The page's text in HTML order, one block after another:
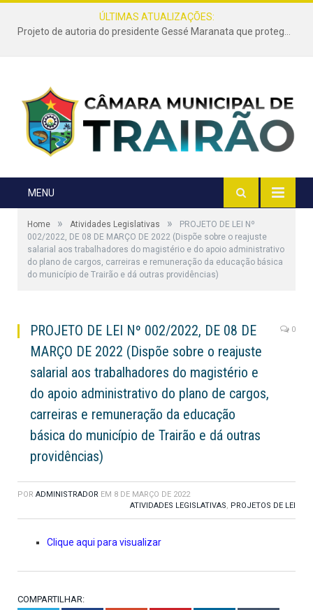
ÚLTIMAS ATUALIZAÇÕES:
Projeto de autoria do presidente Gessé Maranata que protege as estradas vicinais de Trairão é transformado em lei
MENU
Home » Atividades Legislativas »
PROJETO DE LEI Nº
002/2022, DE 08 DE MARÇO DE 2022 (Dispõe sobre o reajuste
salarial aos trabalhadores do magistério e do apoio administrativo
do plano de cargos, carreiras e remuneração da educação básica
do município de Trairão e dá outras providências)
PROJETO DE LEI Nº 002/2022, DE 08 DE
MARÇO DE 2022 (Dispõe sobre o reajuste
salarial aos trabalhadores do magistério e
do apoio administrativo do plano de cargos,
carreiras e remuneração da educação
básica do município de Trairão e dá outras
providências)
0
POR ADMINISTRADOR EM 8 DE MARÇO DE 2022
ATIVIDADES LEGISLATIVAS, PROJETOS DE LEI
Clique aqui para visualizar
COMPARTILHAR: